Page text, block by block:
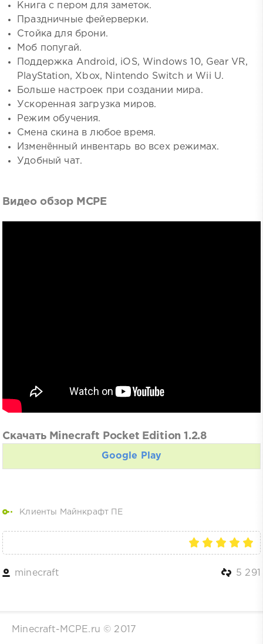
Книга с пером для заметок.
Праздничные фейерверки.
Стойка для брони.
Моб попугай.
Поддержка Android, iOS, Windows 10, Gear VR,
PlayStation, Xbox, Nintendo Switch и Wii U.
Больше настроек при создании мира.
Ускоренная загрузка миров.
Режим обучения.
Смена скина в любое время.
Изменённый инвентарь во всех режимах.
Удобный чат.
Видео обзор MCPE
Скачать Minecraft Pocket Edition 1.2.8
Google Play
Клиенты Майнкрафт ПЕ
minecraft 5 291
Minecraft-MCPE.ru © 2017